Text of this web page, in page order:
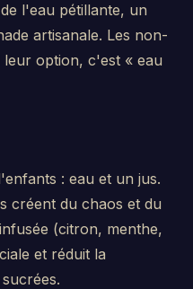
l'eau pétillante, un
artisanale. Les non-
option, c'est « eau
: eau et un jus.
créent du chaos et du
(citron, menthe,
et réduit la